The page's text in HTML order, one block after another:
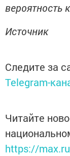
вероятность
Источник
Следите за
Telegram-
Читайте
https://